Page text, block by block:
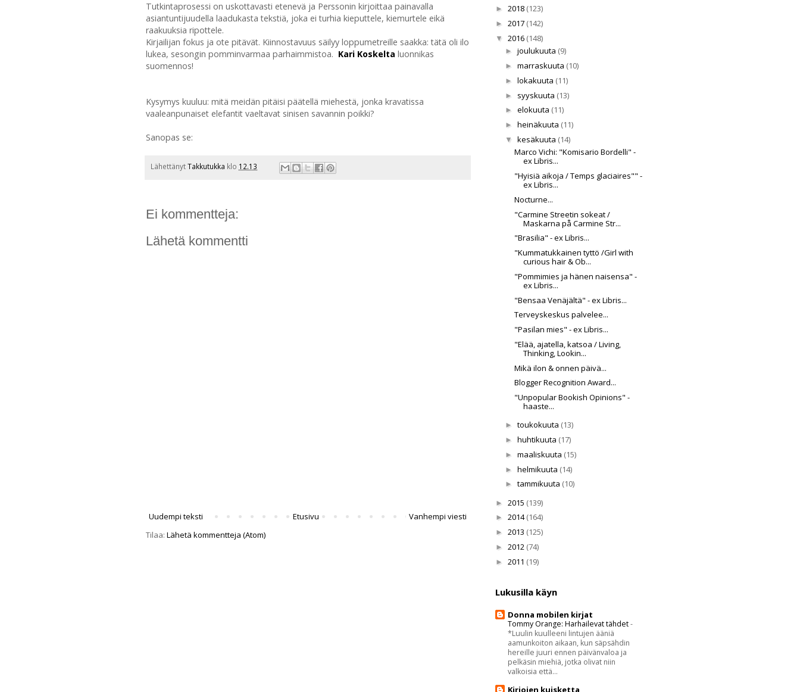
Tutkintaprosessi on uskottavasti etenevä ja Perssonin kirjoittaa painavalla
asiantuntijuudella laadukasta tekstiä, joka ei turhia kieputtele, kiemurtele eikä
raakuuksia ripottele.
Kirjailijan fokus ja ote pitävät. Kiinnostavuus säilyy loppumetreille saakka: tätä oli ilo
lukea, sesongin pomminvarmaa parhaimmistoa. Kari Koskelta luonnikas
suomennos!
Kysymys kuuluu: mitä meidän pitäisi päätellä miehestä, jonka kravatissa
vaaleanpunaiset elefantit vaeltavat sinisen savannin poikki?
Sanopas se:
LähettänytTakkutukka klo 12.13
Ei kommentteja:
Lähetä kommentti
Uudempi teksti Vanhempi viesti
Etusivu
Tilaa: Lähetä kommentteja (Atom)
► 2018 (123)
► 2017 (142)
▼ 2016 (148)
► joulukuuta (9)
► marraskuuta (10)
► lokakuuta (11)
► syyskuuta (13)
► elokuuta (11)
► heinäkuuta (11)
▼ kesäkuuta (14)
Marco Vichi: "Komisario Bordelli" -
ex Libris...
"Hyisiä aikoja / Temps glaciaires"" -
ex Libris...
Nocturne...
"Carmine Streetin sokeat /
Maskarna på Carmine Str...
"Brasilia" - ex Libris...
"Kummatukkainen tyttö /Girl with
curious hair & Ob...
"Pommimies ja hänen naisensa" -
ex Libris...
"Bensaa Venäjältä" - ex Libris...
Terveyskeskus palvelee...
"Pasilan mies" - ex Libris...
"Elää, ajatella, katsoa / Living,
Thinking, Lookin...
Mikä ilon & onnen päivä...
Blogger Recognition Award...
"Unpopular Bookish Opinions" -
haaste...
► toukokuuta (13)
► huhtikuuta (17)
► maaliskuuta (15)
► helmikuuta (14)
► tammikuuta (10)
► 2015 (139)
► 2014(164)
► 2013 (125)
► 2012 (74)
► 2011 (19)
Lukusilla käyn
Donna mobilen kirjat
Tommy Orange: Harhailevat tähdet-
*Luulin kuulleeni lintujen ääniä
aamunkoiton aikaan, kun säpsähdin
hereille juuri ennen päivänvaloa ja
pelkäsin miehiä, jotka olivat niin
valkoisia että...
Kirjojen kuisketta